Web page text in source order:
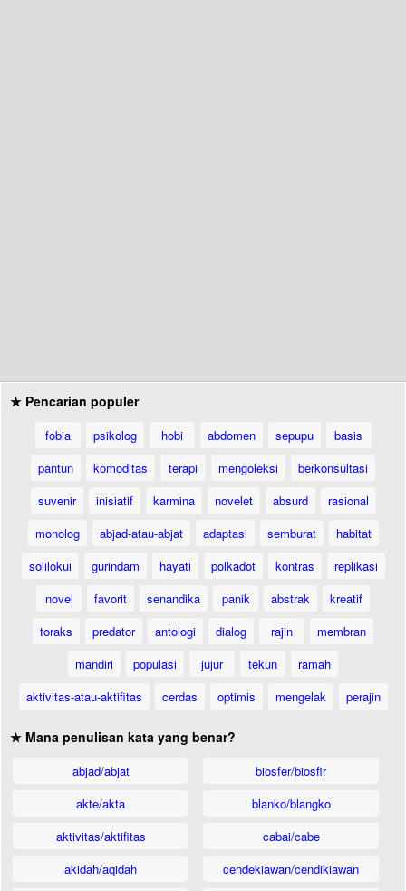
★ Pencarian populer
fobia psikolog hobi abdomen sepupu
basis
pantun
komoditas terapi mengoleksi
berkonsultasi
suvenir
inisiatif karmina novelet absurd
rasional
monolog
abjad-atau-abjat adaptasi semburat
habitat
solilokui
gurindam hayati polkadot kontras
replikasi
novel
favorit senandika panik abstrak
kreatif
toraks
predator antologi dialog rajin
membran
mandiri
populasi jujur tekun
ramah
aktivitas-atau-aktifitas
cerdas optimis mengelak perajin
★ Mana penulisan kata yang benar?
abjad/abjat
akte/akta
aktivitas/aktifitas
akidah/aqidah
biosfer/biosfir
blanko/blangko
cabai/cabe
cendekiawan/cendikiawan